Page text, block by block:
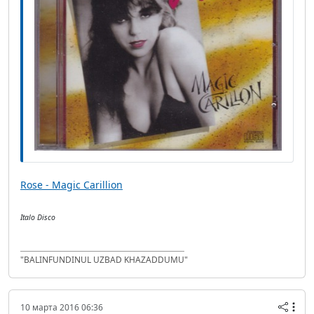
Rose - Magic Carillion
Italo Disco
"BALINFUNDINUL UZBAD KHAZADDUMU"
10 марта 2016 06:36